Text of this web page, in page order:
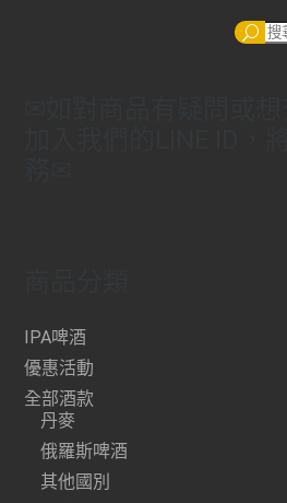
IPA啤酒
優惠活動
全部酒款
丹麥
俄羅斯啤酒
其他國別